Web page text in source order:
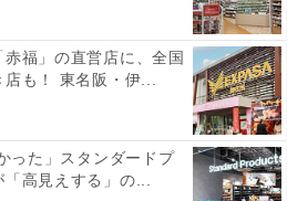
パリの雰囲気が漂う大阪で人気のレスト
赤福」の直営店に、全国
も！ 東名阪・伊...
った」スタンダードプ
高見えする」の...